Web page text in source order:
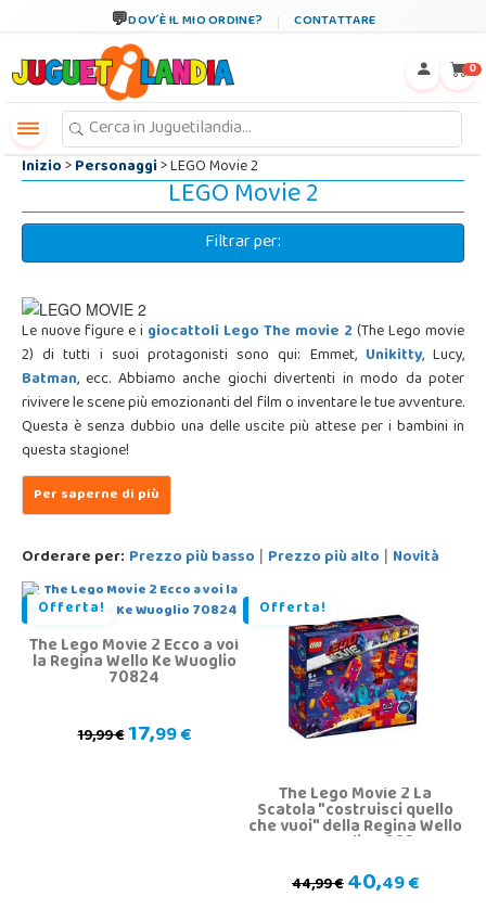
DOV´È IL MIO ORDINE? CONTATTARE
0
Inizio>Personaggi> LEGO Movie 2
LEGO Movie 2
Filtrar per:
Le nuove figure e i giocattoli Lego The movie 2(The Lego movie
2) di tutti i suoi protagonisti sono qui: Emmet, Unikitty, Lucy,
Batman, ecc. Abbiamo anche giochi divertenti in modo da poter
rivivere le scene più emozionanti del film o inventare le tue avventure.
Questa è senza dubbio una delle uscite più attese per i bambini in
questa stagione!
Orderare per: Prezzo più basso | Prezzo più alto | Novità
Offerta!
The Lego Movie 2 Ecco a voi
la Regina Wello Ke Wuoglio
70824
19,99 €17,99 €
Offerta!
The Lego Movie 2 La
Scatola "costruisci quello
che vuoi" della Regina Wello
Ke Wuoglio 70825
44,99 €40,49 €